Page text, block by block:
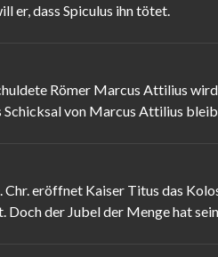
er, dass Spiculus ihn tötet.
Römer Marcus Attilius
Schicksal von Marcus Attilius
eröffnet Kaiser Titus das
der Jubel der Menge hat